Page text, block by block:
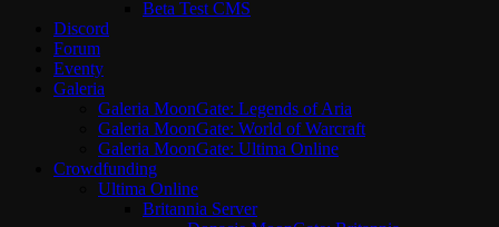
Beta Test CMS
Discord
Forum
Eventy
Galeria
Galeria MoonGate: Legends of Aria
Galeria MoonGate: World of Warcraft
Galeria MoonGate: Ultima Online
Crowdfunding
Ultima Online
Britannia Server